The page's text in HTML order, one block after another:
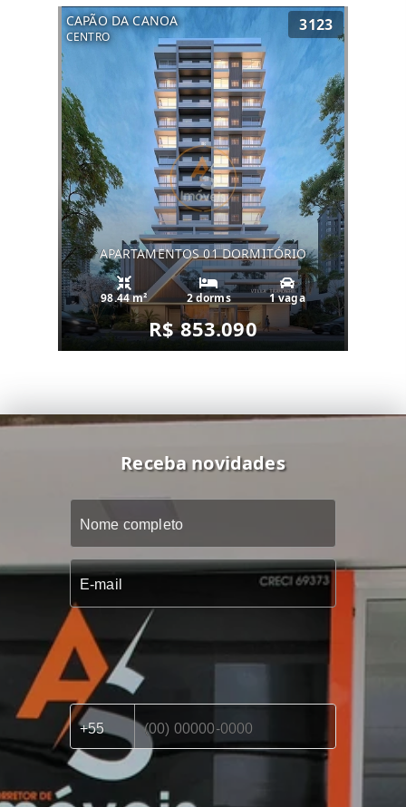
CAPÃO DA CANOA
CENTRO
3123
APARTAMENTOS 01 DORMITÓRIO
98.44 m² 2 dorms 1 vaga
R$ 853.090
Receba novidades